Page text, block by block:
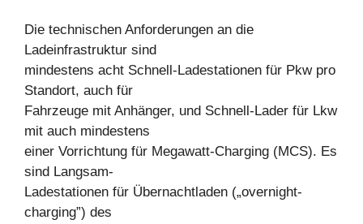
Die technischen Anforderungen an die
Ladeinfrastruktur sind
mindestens acht Schnell-Ladestationen für Pkw pro
Standort, auch für
Fahrzeuge mit Anhänger, und Schnell-Lader für Lkw
mit auch mindestens
einer Vorrichtung für Megawatt-Charging (MCS). Es
sind Langsam-
Ladestationen für Übernachtladen („overnight-
charging”) des